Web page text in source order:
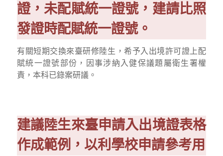
證，未配賦統一證號，建請比照
發證時配賦統一證號。
有關短期交換來臺研修陸生，希予入出境許可證上配
賦統一證號部份，因事涉納入健保議題屬衛生署權
責，本科已錄案研議。
建議陸生來臺申請入出境證表格
作成範例，以利學校申請參考用